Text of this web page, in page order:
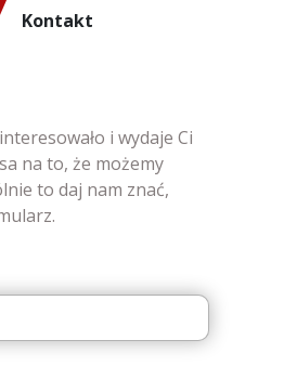
Kontakt
i wydaje Ci
na to, że możemy
to daj nam znać,